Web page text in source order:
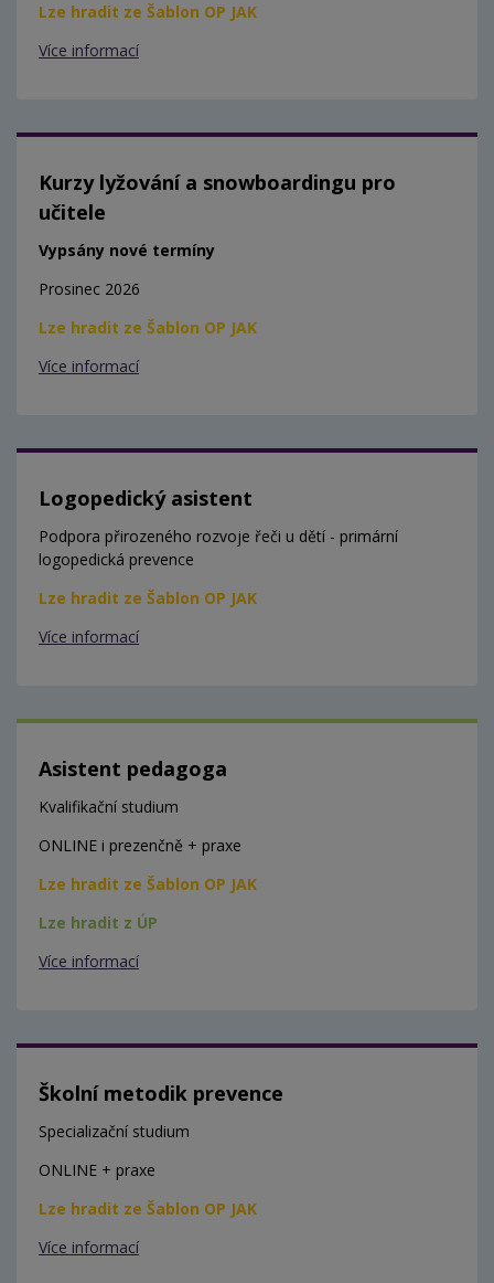
Lze hradit ze Šablon OP JAK
Více informací
Kurzy lyžování a snowboardingu pro
učitele
Vypsány nové termíny
Prosinec 2026
Lze hradit ze Šablon OP JAK
Více informací
Logopedický asistent
Podpora přirozeného rozvoje řeči u dětí - primární
logopedická prevence
Lze hradit ze Šablon OP JAK
Více informací
Asistent pedagoga
Kvalifikační studium
ONLINE i prezenčně + praxe
Lze hradit ze Šablon OP JAK
Lze hradit z ÚP
Více informací
Školní metodik prevence
Specializační studium
ONLINE + praxe
Lze hradit ze Šablon OP JAK
Více informací